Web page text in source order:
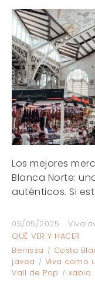
Los mejores
Blanca Norte:
auténticos. Si
05/05/2025
QUÉ VER Y HACER
Benissa
Costa
javea
Viva como
Vall de Pop
xabia